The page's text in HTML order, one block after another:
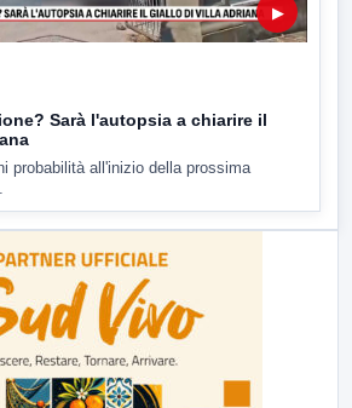
▶
Sarà l'autopsia a chiarire il
probabilità all'inizio della prossima